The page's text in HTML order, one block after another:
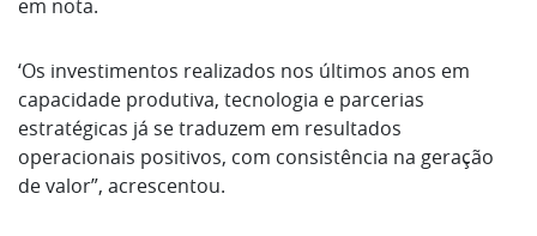
em ​nota.
‘Os investimentos realizados nos últimos anos em
capacidade produtiva, tecnologia e parcerias
estratégicas já se traduzem em resultados
⁠operacionais ​positivos, com consistência ​na geração
de valor”, acrescentou.